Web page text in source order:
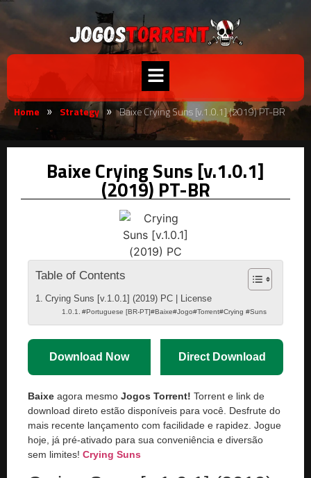
Home » Strategy » Baixe Crying Suns [v.1.0.1] (2019) PT-BR
Baixe Crying Suns [v.1.0.1]
(2019) PT-BR
Table of Contents
Crying Suns [v.1.0.1] (2019) PC | License
#Portuguese [BR-PT]#Baixe#Jogo#Torrent#Crying #Suns
Download Now Direct Download
Baixe agora mesmo Jogos Torrent! Torrent e link de
download direto estão disponíveis para você. Desfrute do
mais recente lançamento com facilidade e rapidez. Jogue
hoje, já pré-ativado para sua conveniência e diversão
sem limites! Crying Suns